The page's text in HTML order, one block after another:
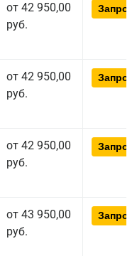
от 42 950,00
руб.
от 42 950,00
руб.
от 42 950,00
руб.
от 43 950,00
руб.